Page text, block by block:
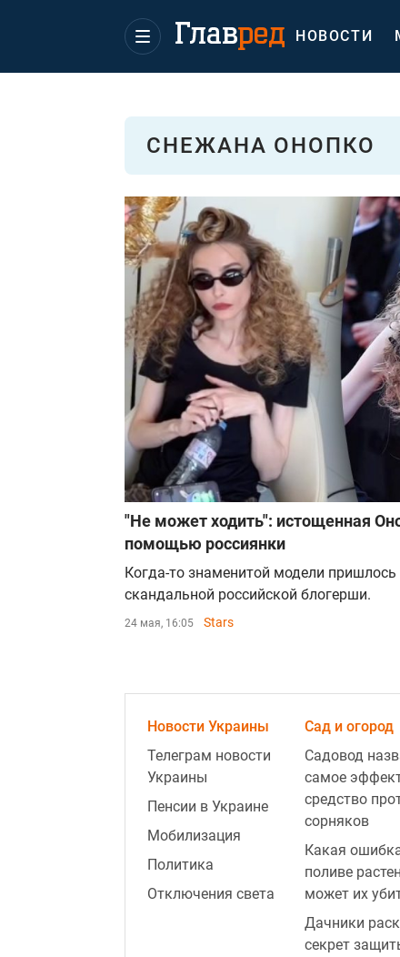
НОВОСТИ
СНЕЖАНА ОНОПКО
"Не может ходить": истощенная
помощью россиянки
Когда-то знаменитой модели
скандальной российской блогерши.
24 мая, 16:05 Stars
Новости Украины
Телеграм новости
Украины
Пенсии в Украине
Мобилизация
Политика
Отключения света
Сад и огород
Садовод
самое
средство
сорняков
Какая
поливе
может их
Дачники
секрет